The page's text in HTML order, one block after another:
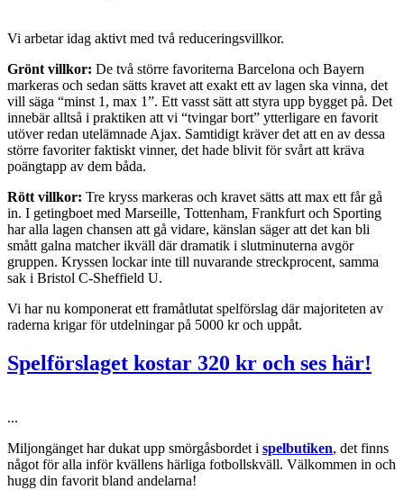
Vi arbetar idag aktivt med två reduceringsvillkor.
Grönt villkor: De två större favoriterna Barcelona och Bayern
markeras och sedan sätts kravet att exakt ett av lagen ska vinna, det
vill säga “minst 1, max 1”. Ett vasst sätt att styra upp bygget på. Det
innebär alltså i praktiken att vi “tvingar bort” ytterligare en favorit
utöver redan utelämnade Ajax. Samtidigt kräver det att en av dessa
större favoriter faktiskt vinner, det hade blivit för svårt att kräva
poängtapp av dem båda.
Rött villkor: Tre kryss markeras och kravet sätts att max ett får gå
in. I getingboet med Marseille, Tottenham, Frankfurt och Sporting
har alla lagen chansen att gå vidare, känslan säger att det kan bli
smått galna matcher ikväll där dramatik i slutminuterna avgör
gruppen. Kryssen lockar inte till nuvarande streckprocent, samma
sak i Bristol C-Sheffield U.
Vi har nu komponerat ett framåtlutat spelförslag där majoriteten av
raderna krigar för utdelningar på 5000 kr och uppåt.
Spelförslaget kostar 320 kr och ses här!
...
Miljongänget har dukat upp smörgåsbordet i spelbutiken, det finns
något för alla inför kvällens härliga fotbollskväll. Välkommen in och
hugg din favorit bland andelarna!